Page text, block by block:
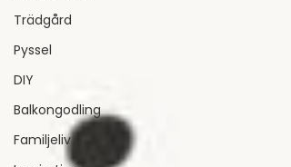
Trädgård
Pyssel
DIY
Balkongodling
Familjeliv